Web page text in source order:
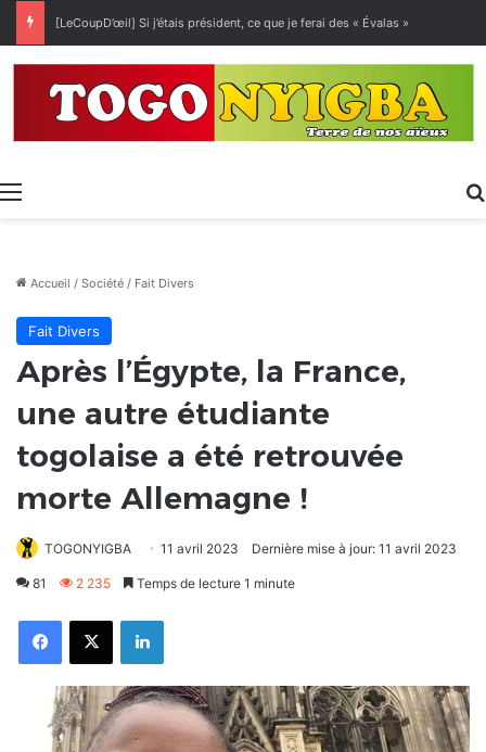
[LeCoupD’œil] Si j’étais président, ce que je ferai des « Évalas »
Menu
Accueil / Société / Fait Divers
Fait Divers
Après l’Égypte, la France,
une autre étudiante
togolaise a été retrouvée
morte Allemagne !
TOGONYIGBA 11 avril 2023 Dernière mise à jour: 11 avril 2023
81 2 235 Temps de lecture 1 minute
FacebookX Linkedin